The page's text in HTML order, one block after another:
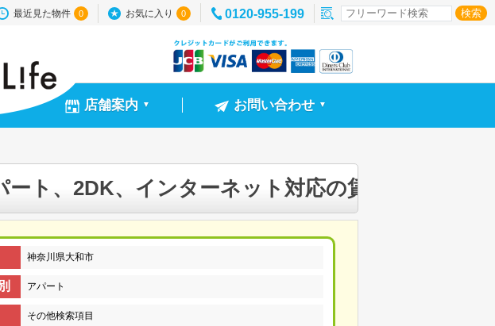
最近見た物件 0 お気に入り 0 0120-955-199
店舗案内 ▼ お問い合わせ ▼
ト、2DK、インターネット対応の賃貸物件一覧
神奈川県大和市
アパート
その他検索項目